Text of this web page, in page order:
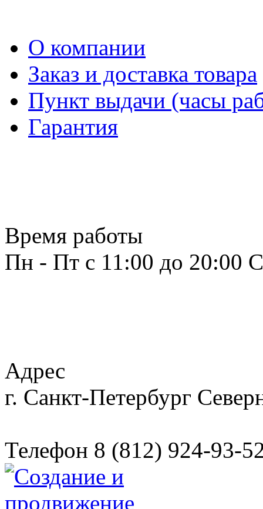
О компании
Заказ и доставка товара
Пункт выдачи (часы
Гарантия
Время работы
Пн - Пт с 11:00 до 20:00
Адрес
г. Санкт-Петербург
Телефон 8 (812) 924-93-